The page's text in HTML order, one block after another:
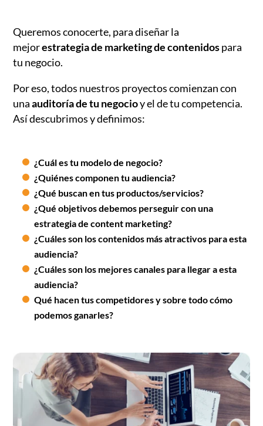
Queremos conocerte, para diseñar la
mejorestrategia de marketing de contenidospara
tu negocio.
Por eso, todos nuestros proyectos comienzan con
una auditoría de tu negocioy el de tu competencia.
Así descubrimos y definimos:
¿Cuál es tu modelo de negocio?
¿Quiénes componen tu audiencia?
¿Qué buscan en tus productos/servicios?
¿Qué objetivos debemos perseguir con una
estrategia de content marketing?
¿Cuáles son los contenidos más atractivos para esta
audiencia?
¿Cuáles son los mejores canales para llegar a esta
audiencia?
Qué hacen tus competidores y sobre todo cómo
podemos ganarles?